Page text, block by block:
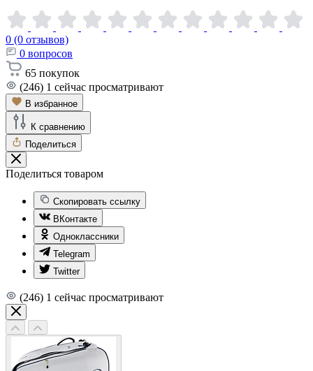
0 (0 отзывов)
0 вопросов
65 покупок
(246) 1 сейчас просматривают
В избранное
К сравнению
Поделиться
Поделиться товаром
Скопировать ссылку
ВКонтакте
Одноклассники
Telegram
Twitter
(246) 1 сейчас просматривают